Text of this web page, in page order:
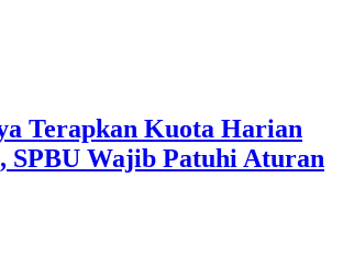
Terapkan Kuota Harian
SPBU Wajib Patuhi Aturan